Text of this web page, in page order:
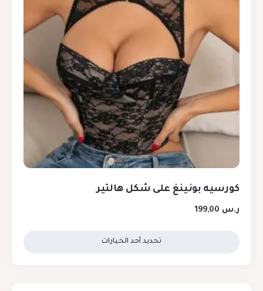
كورسيه بونينغ على شكل هالتير
ر.س
تحديد أحد الخيارات